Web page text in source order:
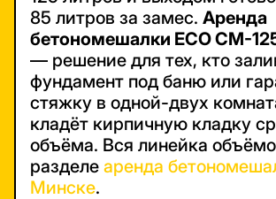
85 литров за замес. Аренда
бетономешалки ECO CM-
— решение для тех, кто
фундамент под баню или
стяжку в одной-двух
кладёт кирпичную кладку
объёма. Вся линейка
разделе аренда
Минске.